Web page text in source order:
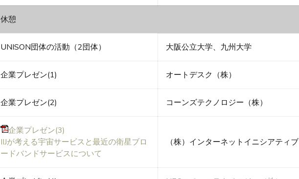
休憩
UNISON団体の活動（2団体） 大阪公立大学、九州大学
企業プレゼン(1) オートデスク（株）
企業プレゼン(2) コーンズテクノロジー（株）
企業プレゼン(3)
IIJが考える宇宙サービスと最近の衛星ブロ
ードバンドサービスについて
（株）インターネットイニシアティブ